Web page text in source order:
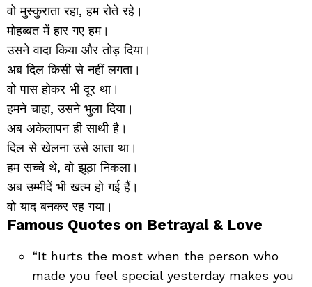
वो मुस्कुराता रहा, हम रोते रहे।
मोहब्बत में हार गए हम।
उसने वादा किया और तोड़ दिया।
अब दिल किसी से नहीं लगता।
वो पास होकर भी दूर था।
हमने चाहा, उसने भुला दिया।
अब अकेलापन ही साथी है।
दिल से खेलना उसे आता था।
हम सच्चे थे, वो झूठा निकला।
अब उम्मीदें भी खत्म हो गई हैं।
वो याद बनकर रह गया।
Famous Quotes on Betrayal & Love
“It hurts the most when the person who
made you feel special yesterday makes you